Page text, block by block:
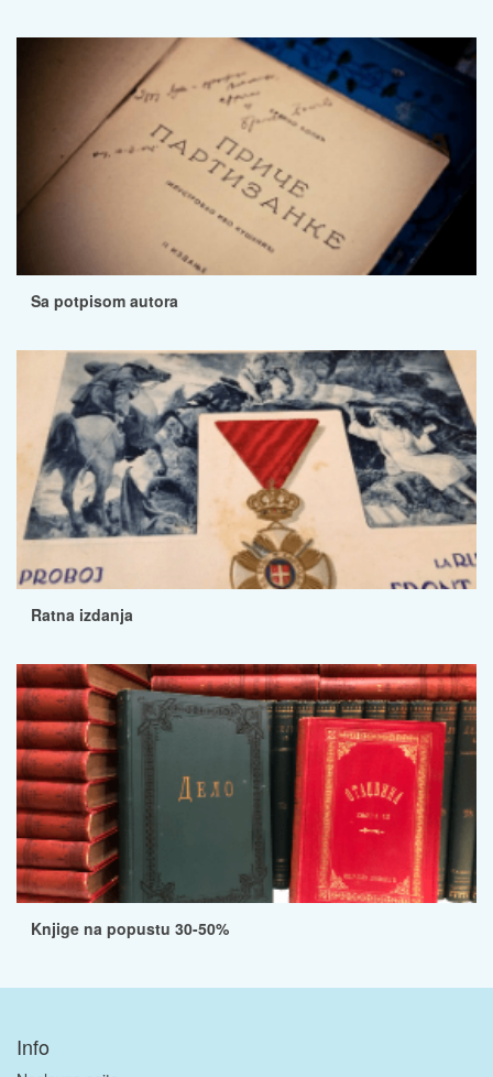
Sa potpisom autora
Ratna izdanja
Knjige na popustu 30-50%
Info